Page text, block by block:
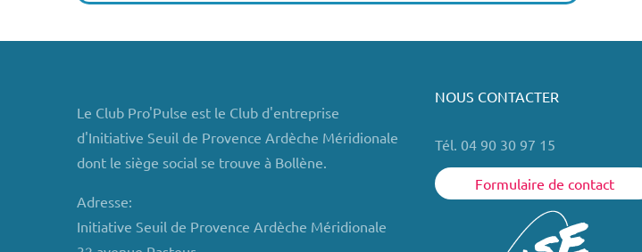
Le Club Pro'Pulse est le Club d'entreprise
d'Initiative Seuil de Provence Ardèche Méridionale
dont le siège social se trouve à Bollène.
Adresse:
Initiative Seuil de Provence Ardèche Méridionale
NOUS CONTACTER
Tél. 04 90 30 97 15
Formulaire de contact